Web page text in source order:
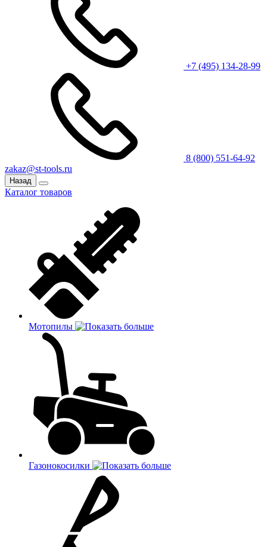
+7 (495) 134-28-99
8 (800) 551-64-92
zakaz@st-tools.ru
Назад
Каталог товаров
Мотопилы
Газонокосилки